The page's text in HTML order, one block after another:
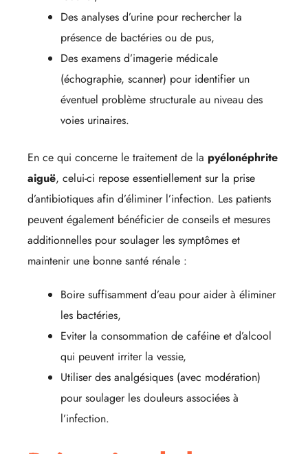
Des analyses d’urine pour rechercher la
présence de bactéries ou de pus,
Des examens d’imagerie médicale
(échographie, scanner) pour identifier un
éventuel problème structurale au niveau des
voies urinaires.
En ce qui concerne le traitement de la pyélonéphrite
aiguë, celui-ci repose essentiellement sur la prise
d’antibiotiques afin d’éliminer l’infection. Les patients
peuvent également bénéficier de conseils et mesures
additionnelles pour soulager les symptômes et
maintenir une bonne santé rénale :
Boire suffisamment d’eau pour aider à éliminer
les bactéries,
Eviter la consommation de caféine et d’alcool
qui peuvent irriter la vessie,
Utiliser des analgésiques (avec modération)
pour soulager les douleurs associées à
l’infection.